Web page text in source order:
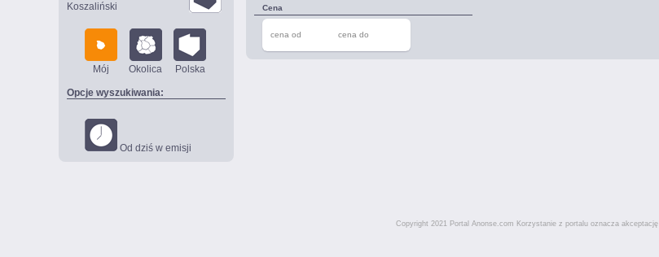
Koszaliński
Mój Okolica Polska
Opcje wyszukiwania:
Od dziś w emisji
Cena
cena od cena do
Copyright 2021 Portal Anonse.com Korzystanie z portalu oznacza akceptację